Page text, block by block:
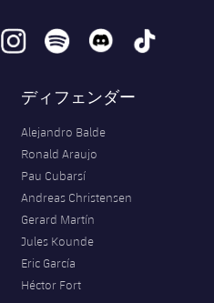
instagramspotify discord tiktok
ディフェンダー
Alejandro Balde
Ronald Araujo
Pau Cubarsí
Andreas Christensen
Gerard Martín
Jules Kounde
Eric García
Héctor Fort